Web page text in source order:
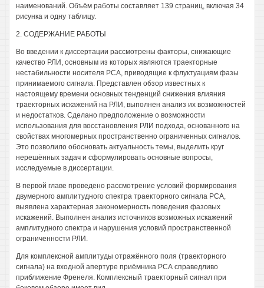
наименований. Объём работы составляет 139 страниц, включая 34
рисунка и одну таблицу.
2. СОДЕРЖАНИЕ РАБОТЫ
Во введении к диссертации рассмотрены факторы, снижающие
качество РЛИ, основным из которых являются траекторные
нестабильности носителя РСА, приводящие к флуктуациям фазы
принимаемого сигнала. Представлен обзор известных к
настоящему времени основных тенденций снижения влияния
траекторных искажений на РЛИ, выполнен анализ их возможностей
и недостатков. Сделано предположение о возможности
использования для восстановления РЛИ подхода, основанного на
свойствах многомерных пространственно ограниченных сигналов.
Это позволило обосновать актуальность темы, выделить круг
нерешённых задач и сформулировать основные вопросы,
исследуемые в диссертации.
В первой главе проведено рассмотрение условий формирования
двумерного амплитудного спектра траекторного сигнала РСА,
выявлена характерная закономерность поведения фазовых
искажений. Выполнен анализ источников возможных искажений
амплитудного спектра и нарушения условий пространственной
ограниченности РЛИ.
Для комплексной амплитуды отражённого поля (траекторного
сигнала) на входной апертуре приёмника РСА справедливо
приближение Френеля. Комплексный траекторный сигнал при